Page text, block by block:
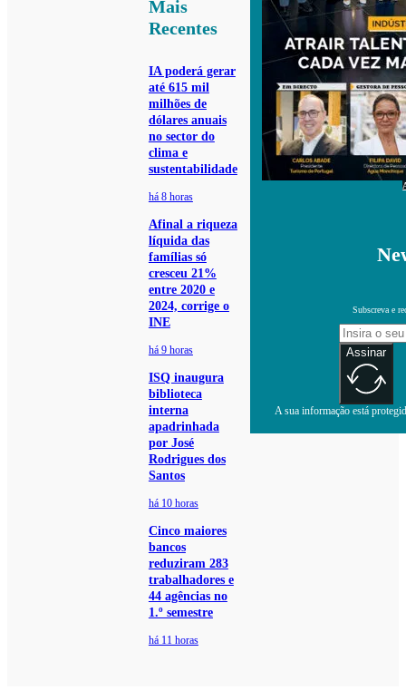
Mais
Recentes
IA poderá gerar
até 615 mil
milhões de
dólares anuais
no sector do
clima e
sustentabilidade
há 8 horas
Afinal a riqueza
líquida das
famílias só
cresceu 21%
entre 2020 e
2024, corrige o
INE
há 9 horas
ISQ inaugura
biblioteca
interna
apadrinhada
por José
Rodrigues dos
Santos
há 10 horas
Cinco maiores
bancos
reduziram 283
trabalhadores e
44 agências no
1.º semestre
há 11 horas
Subscreva e
Assinar
A sua informação está